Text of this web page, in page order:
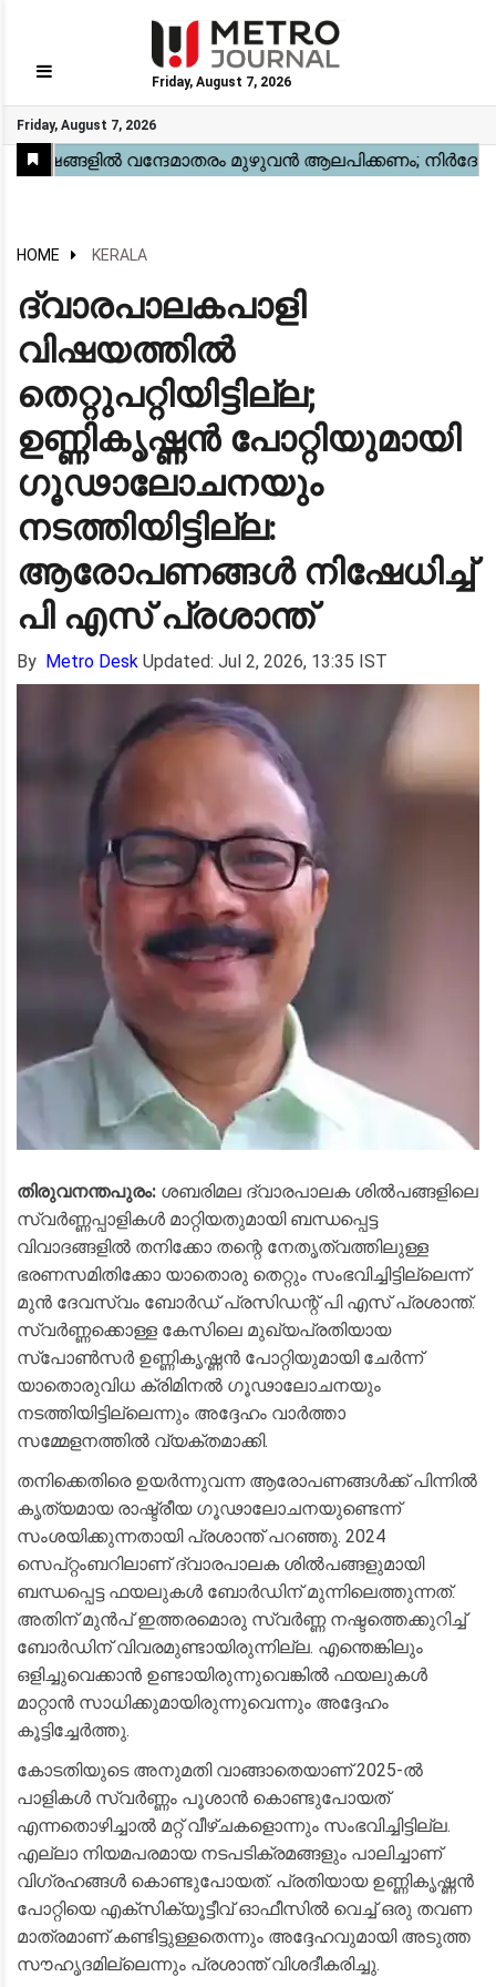
Friday, August 7, 2026
Friday, August 7, 2026
GO
Home
Kerala
National
Gulf
World
Sports
Movies
Health
Automobile
Travel
Education
Novel
Business
Technology
Webstory
HOME KERALA
ദ്വാരപാലകപാളി
വിഷയത്തിൽ
തെറ്റുപറ്റിയിട്ടില്ല;
ഉണ്ണികൃഷ്ണൻ പോറ്റിയുമായി
ഗൂഢാലോചനയും
നടത്തിയിട്ടില്ല:
ആരോപണങ്ങൾ നിഷേധിച്ച്
പി എസ് പ്രശാന്ത്
By Metro Desk Updated: Jul 2, 2026, 13:35 IST
തിരുവനന്തപുരം: ശബരിമല ദ്വാരപാലക ശിൽപങ്ങളിലെ
സ്വർണ്ണപ്പാളികൾ മാറ്റിയതുമായി ബന്ധപ്പെട്ട
വിവാദങ്ങളിൽ തനിക്കോ തന്റെ നേതൃത്വത്തിലുള്ള
ഭരണസമിതിക്കോ യാതൊരു തെറ്റും സംഭവിച്ചിട്ടില്ലെന്ന്
മുൻ ദേവസ്വം ബോർഡ് പ്രസിഡന്റ് പി എസ് പ്രശാന്ത്.
സ്വർണ്ണക്കൊള്ള കേസിലെ മുഖ്യപ്രതിയായ
സ്പോൺസർ ഉണ്ണികൃഷ്ണൻ പോറ്റിയുമായി ചേർന്ന്
യാതൊരുവിധ ക്രിമിനൽ ഗൂഢാലോചനയും
നടത്തിയിട്ടില്ലെന്നും അദ്ദേഹം വാർത്താ
സമ്മേളനത്തിൽ വ്യക്തമാക്കി.
​തനിക്കെതിരെ ഉയർന്നുവന്ന ആരോപണങ്ങൾക്ക് പിന്നിൽ
കൃത്യമായ രാഷ്ട്രീയ ഗൂഢാലോചനയുണ്ടെന്ന്
സംശയിക്കുന്നതായി പ്രശാന്ത് പറഞ്ഞു. 2024
സെപ്റ്റംബറിലാണ് ദ്വാരപാലക ശിൽപങ്ങളുമായി
ബന്ധപ്പെട്ട ഫയലുകൾ ബോർഡിന് മുന്നിലെത്തുന്നത്.
അതിന് മുൻപ് ഇത്തരമൊരു സ്വർണ്ണ നഷ്ടത്തെക്കുറിച്ച്
ബോർഡിന് വിവരമുണ്ടായിരുന്നില്ല. എന്തെങ്കിലും
ഒളിച്ചുവെക്കാൻ ഉണ്ടായിരുന്നുവെങ്കിൽ ഫയലുകൾ
മാറ്റാൻ സാധിക്കുമായിരുന്നുവെന്നും അദ്ദേഹം
കൂട്ടിച്ചേർത്തു.
​കോടതിയുടെ അനുമതി വാങ്ങാതെയാണ് 2025-ൽ
പാളികൾ സ്വർണ്ണം പൂശാൻ കൊണ്ടുപോയത്
എന്നതൊഴിച്ചാൽ മറ്റ് വീഴ്ചകളൊന്നും സംഭവിച്ചിട്ടില്ല.
എല്ലാ നിയമപരമായ നടപടിക്രമങ്ങളും പാലിച്ചാണ്
വിഗ്രഹങ്ങൾ കൊണ്ടുപോയത്. പ്രതിയായ ഉണ്ണികൃഷ്ണൻ
പോറ്റിയെ എക്സിക്യൂട്ടീവ് ഓഫീസിൽ വെച്ച് ഒരു തവണ
മാത്രമാണ് കണ്ടിട്ടുള്ളതെന്നും അദ്ദേഹവുമായി അടുത്ത
സൗഹൃദമില്ലെന്നും പ്രശാന്ത് വിശദീകരിച്ചു.